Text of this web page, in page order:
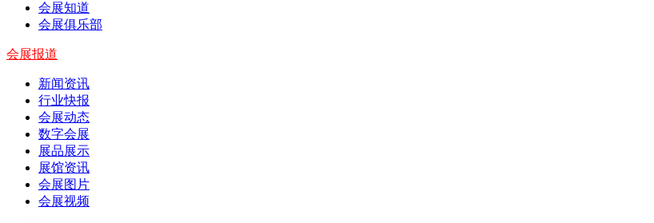
会展知道
会展俱乐部
会展报道
新闻资讯
行业快报
会展动态
数字会展
展品展示
展馆资讯
会展图片
会展视频